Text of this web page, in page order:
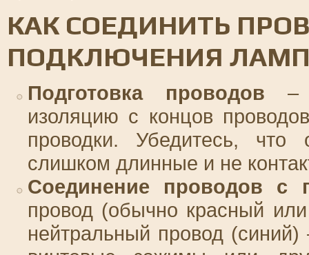
КАК СОЕДИНИТЬ
ПОДКЛЮЧЕНИЯ
Подготовка проводов –
изоляцию с концов
проводки. Убедитесь, что
слишком длинные и не
Соединение проводов с
провод (обычно красный
нейтральный провод (синий)